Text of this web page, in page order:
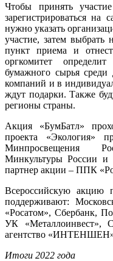
Чтобы принять
зарегистрироваться на
нужно указать
участие, затем
пункт приема и
оргкомитет
бумажного сырья среди
компаний и в
ждут подарки. Также
регионы страны.
Акция «БумБатл»
проекта «Экология»
Минпросвещения
Минкультуры России и
партнер акции – ППК
Всероссийскую акцию
поддерживают:
«Росатом», Сбербанк,
УК
агентство «ИНТЕНШЕН»,
Итоги 2022 года